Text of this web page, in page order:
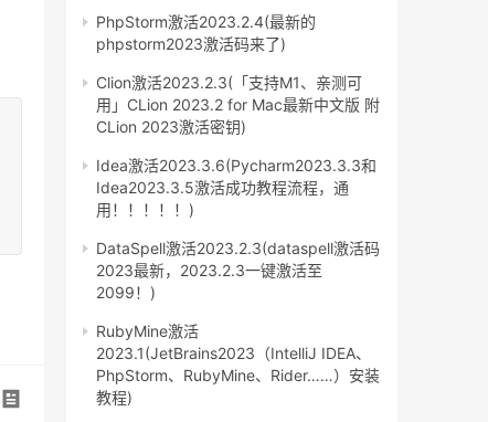
PhpStorm激活2023.2.4(最新的
phpstorm2023激活码来了)
Clion激活2023.2.3(「支持M1、亲测可
用」CLion 2023.2 for Mac最新中文版 附
CLion 2023激活密钥)
Idea激活2023.3.6(Pycharm2023.3.3和
Idea2023.3.5激活成功教程流程，通
用！！！！！)
DataSpell激活2023.2.3(dataspell激活码
2023最新，2023.2.3一键激活至
2099！)
RubyMine激活
2023.1(JetBrains2023（IntelliJ IDEA、
PhpStorm、RubyMine、Rider……）安装
教程)